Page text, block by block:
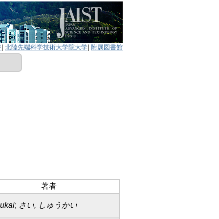
北陸先端科学技術大学院大学 附属図書館
著者
; さい, しゅうかい